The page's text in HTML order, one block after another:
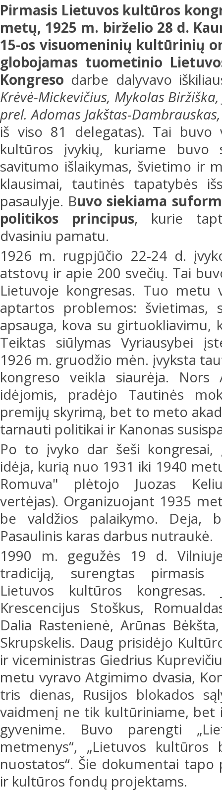
Pirmasis Lietuvos kultūros
metų, 1925 m. birželio 28 d.
15-os visuomeninių kultūrinių
globojamas tuometinio
Kongreso darbe dalyvavo
Krėvė-Mickevičius, Mykolas
prel. Adomas Jakštas-
iš viso 81 delegatas). Tai buvo
kultūros įvykių, kuriame buvo
savitumo išlaikymas, švietimo ir
klausimai, tautinės tapatybės
pasaulyje. Buvo siekiama
politikos principus, kurie
dvasiniu pamatu.
1926 m. rugpjūčio 22-24 d.
atstovų ir apie 200 svečių. Tai
Lietuvoje kongresas. Tuo metu
aptartos problemos: švietimas,
apsauga, kova su
Teiktas siūlymas Vyriausybei
1926 m. gruodžio mėn. įvyksta
kongreso veikla siaurėja. Nors
idėjomis, pradėjo Tautinės
premijų skyrimą, bet to meto
tarnauti politikai ir Kanonas
Po to įvyko dar šeši kongresai,
idėja, kurią nuo 1931 iki 1940
Romuva" plėtojo Juozas
vertėjas). Organizuojant 1935
be valdžios palaikymo. Deja,
Pasaulinis karas darbus nutraukė.
1990 m. gegužės 19 d.
tradiciją, surengtas pirmasis
Lietuvos kultūros
Krescencijus Stoškus,
Dalia Rastenienė, Arūnas
Skrupskelis. Daug prisidėjo
ir viceministras Giedrius
metu vyravo Atgimimo dvasia,
tris dienas, Rusijos blokados
vaidmenį ne tik kultūriniame,
gyvenime. Buvo parengti
metmenys“, „Lietuvos
nuostatos“. Šie dokumentai
ir kultūros fondų projektams.